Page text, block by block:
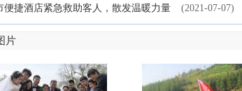
便捷酒店紧急救助客人，散发温暖力量 (2021-07-07)
片